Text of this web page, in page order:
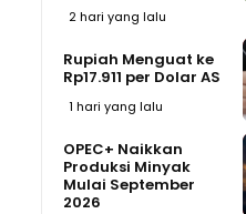
2 hari yang lalu
Rupiah Menguat ke
Rp17.911 per Dolar AS
1 hari yang lalu
OPEC+ Naikkan
Produksi Minyak
Mulai September
2026